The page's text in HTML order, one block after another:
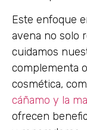
Este enfoque
avena no solo
cuidamos
complementa
cosmética,
cáñamo y la
ofrecen